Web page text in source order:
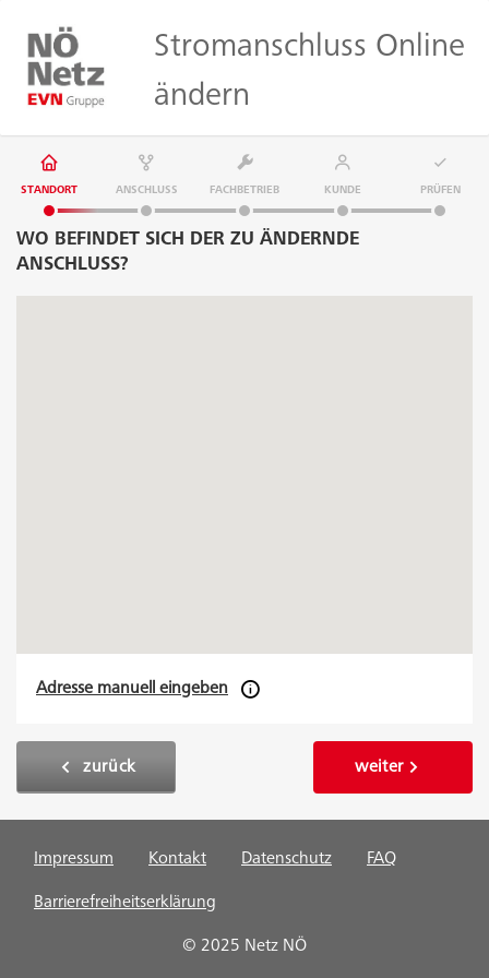
Stromanschluss Online
ändern
STANDORT ANSCHLUSS FACHBETRIEB KUNDE PRÜFEN
WO BEFINDET SICH DER ZU ÄNDERNDE
ANSCHLUSS?
Adresse manuell eingeben
zurück weiter
Impressum Kontakt Datenschutz FAQ
Barrierefreiheitserklärung
© 2025 Netz NÖ